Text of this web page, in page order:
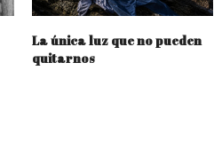
La única luz que no pueden
quitarnos